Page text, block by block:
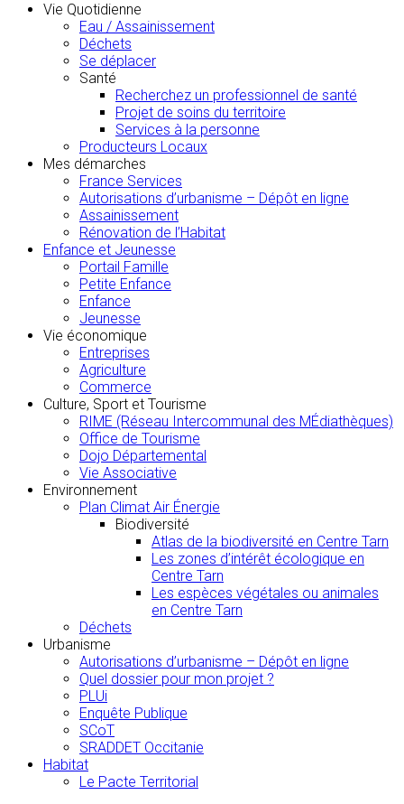
Vie Quotidienne
Eau / Assainissement
Déchets
Se déplacer
Santé
Recherchez un professionnel de santé
Projet de soins du territoire
Services à la personne
Producteurs Locaux
Mes démarches
France Services
Autorisations d’urbanisme – Dépôt en ligne
Assainissement
Rénovation de l’Habitat
Enfance et Jeunesse
Portail Famille
Petite Enfance
Enfance
Jeunesse
Vie économique
Entreprises
Agriculture
Commerce
Culture, Sport et Tourisme
RIME (Réseau Intercommunal des MÉdiathèques)
Office de Tourisme
Dojo Départemental
Vie Associative
Environnement
Plan Climat Air Énergie
Biodiversité
Atlas de la biodiversité en Centre Tarn
Les zones d’intérêt écologique en
Centre Tarn
Les espèces végétales ou animales
en Centre Tarn
Déchets
Urbanisme
Autorisations d’urbanisme – Dépôt en ligne
Quel dossier pour mon projet ?
PLUi
Enquête Publique
SCoT
SRADDET Occitanie
Habitat
Le Pacte Territorial